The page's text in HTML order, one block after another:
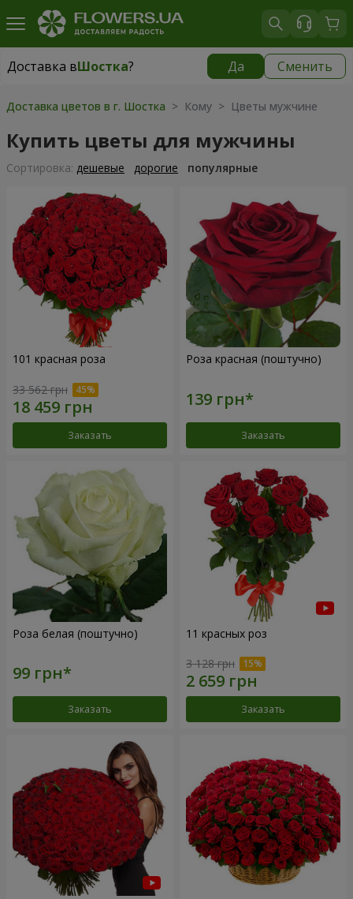
Доставка вШостка? Да Сменить
Доставка вШостка|
Доставка цветов в г. Шостка > Кому > Цветы мужчине
Купить цветы для мужчины
Cортировка: дешевые дорогие популярные
101 красная роза
33 562 грн
Заказать
Роза красная (поштучно)
Заказать
Роза белая (поштучно)
Заказать
11 красных роз
3 128 грн
Заказать